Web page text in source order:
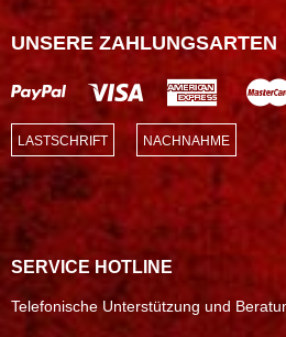
UNSERE ZAHLUNGSARTEN
LASTSCHRIFT NACHNAHME
SERVICE HOTLINE
Telefonische Unterstützung und